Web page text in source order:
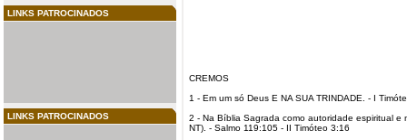
LINKS PATROCINADOS
LINKS PATROCINADOS
CREMOS
1 - Em um só Deus E NA SUA TRINDADE. - I
2 - Na Bíblia Sagrada como autoridade espiritual e
NT). - Salmo 119:105 - II Timóteo 3:16